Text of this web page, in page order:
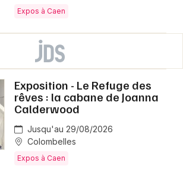
Expos à Caen
Exposition - Le Refuge des
rêves : la cabane de Joanna
Calderwood
Jusqu'au 29/08/2026
Colombelles
Expos à Caen